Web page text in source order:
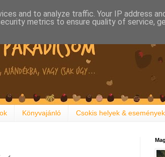
Könyvajánló Csokis helyek & események
and to analyze traffic. Your IP address
metrics to ensure quality of service,